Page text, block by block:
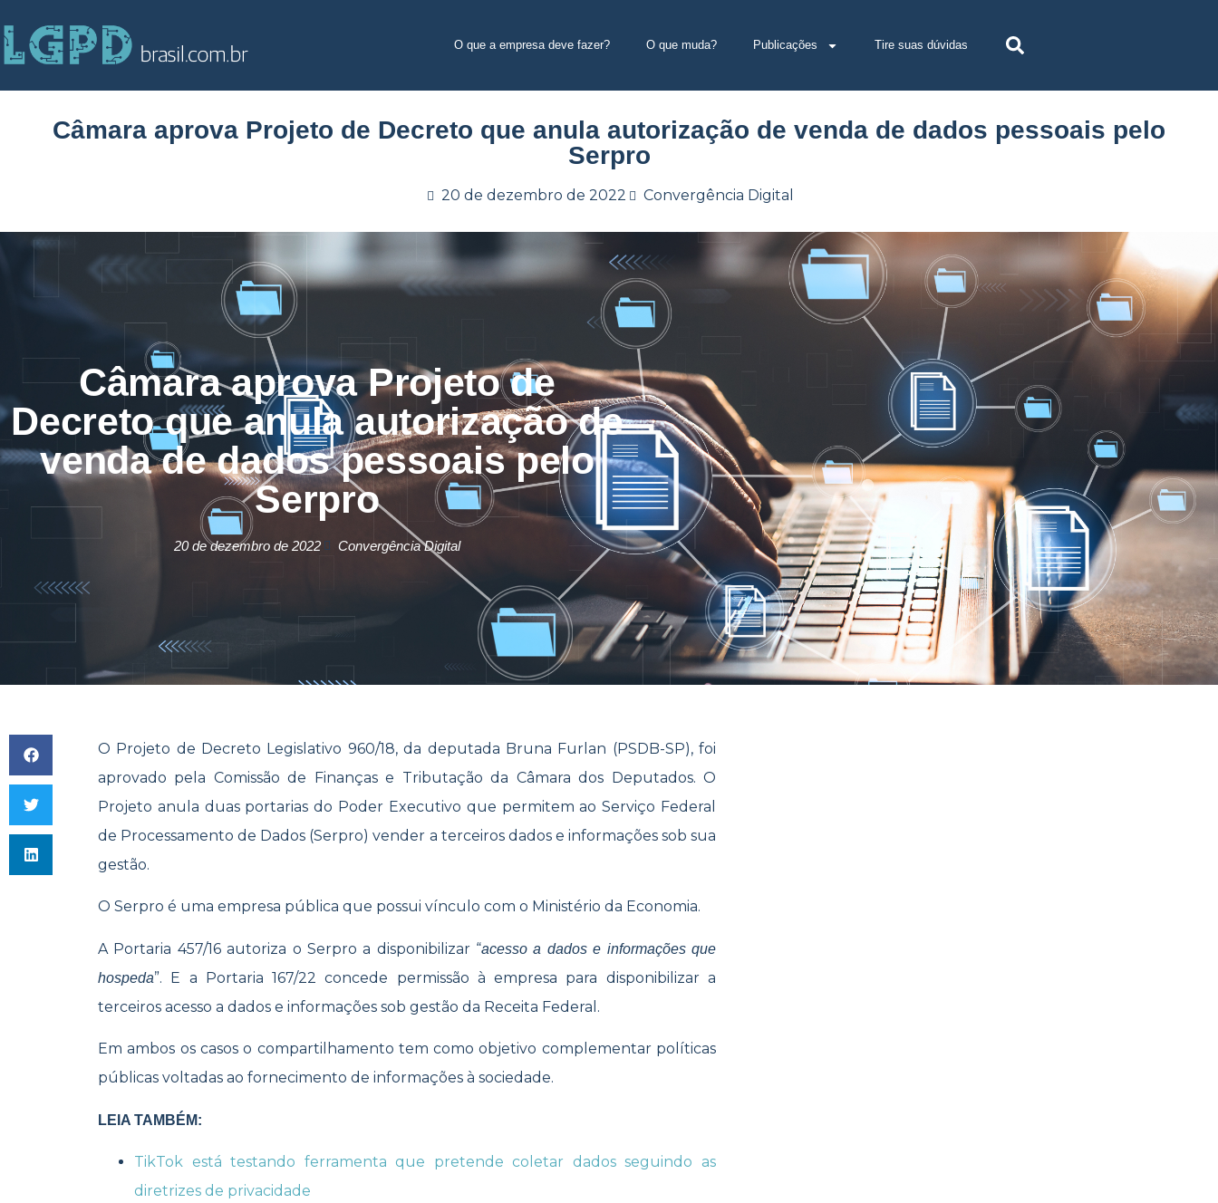
O que a empresa deve fazer? O que muda? Publicações Tire suas dúvidas
Câmara aprova Projeto de Decreto que anula autorização de venda de dados pessoais pelo
Serpro
20 de dezembro de 2022 Convergência Digital
Câmara aprova Projeto de
Decreto que anula autorização de
venda de dados pessoais pelo
Serpro
20 de dezembro de 2022 Convergência Digital
O Projeto de Decreto Legislativo 960/18, da deputada Bruna Furlan (PSDB-SP), foi
aprovado pela Comissão de Finanças e Tributação da Câmara dos Deputados. O
Projeto anula duas portarias do Poder Executivo que permitem ao Serviço Federal
de Processamento de Dados (Serpro) vender a terceiros dados e informações sob sua
gestão.
O Serpro é uma empresa pública que possui vínculo com o Ministério da Economia.
A Portaria 457/16 autoriza o Serpro a disponibilizar “acesso a dados e informações que
hospeda”. E a Portaria 167/22 concede permissão à empresa para disponibilizar a
terceiros acesso a dados e informações sob gestão da Receita Federal.
Em ambos os casos o compartilhamento tem como objetivo complementar políticas
públicas voltadas ao fornecimento de informações à sociedade.
LEIA TAMBÉM:
TikTok está testando ferramenta que pretende coletar dados seguindo as
diretrizes de privacidade